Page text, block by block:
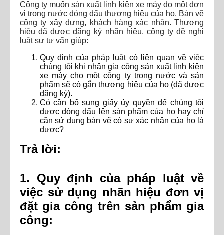
Công ty muốn sản xuất linh kiện xe máy do một đơn
vị trong nước đóng dấu thương hiệu của họ. Bản vẽ
công ty xây dựng, khách hàng xác nhận. Thương
hiệu đã được đăng ký nhãn hiệu. công ty đề nghị
luật sư tư vấn giúp:
Quy định của pháp luật có liên quan về việc
chúng tôi khi nhận gia công sản xuất linh kiện
xe máy cho một công ty trong nước và sản
phẩm sẽ có gắn thương hiệu của họ (đã được
đăng ký).
Có cần bổ sung giấy ủy quyền để chúng tôi
được đóng dấu lên sản phẩm của họ hay chỉ
cần sử dụng bản vẽ có sự xác nhận của họ là
được?
Trả lời:
1. Quy định của pháp luật về
việc sử dụng nhãn hiệu đơn vị
đặt gia công trên sản phẩm gia
công: